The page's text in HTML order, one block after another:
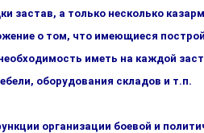
застав, а только несколько
о том, что имеющиеся
иметь на каж­дой
оборудования скла­дов и т.п.
организации боевой и